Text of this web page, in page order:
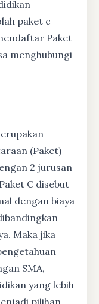
paket c
Paket
menghubungi
(Paket)
2 jurusan
C disebut
dengan biaya
Maka jika
SMA,
yang lebih
pilihan